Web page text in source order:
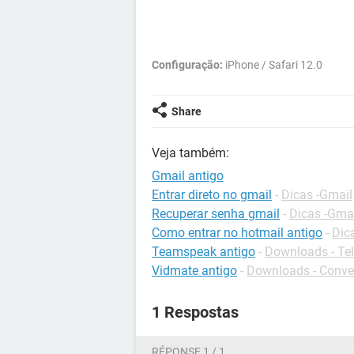
Configuração: iPhone / Safari 12.0
Share
Veja também:
Gmail antigo
Entrar direto no gmail - Dicas -Gmail
Recuperar senha gmail - Dicas -
Como entrar no hotmail antigo -
Teamspeak antigo - Downloads -
Vidmate antigo - Downloads -
1 Respostas